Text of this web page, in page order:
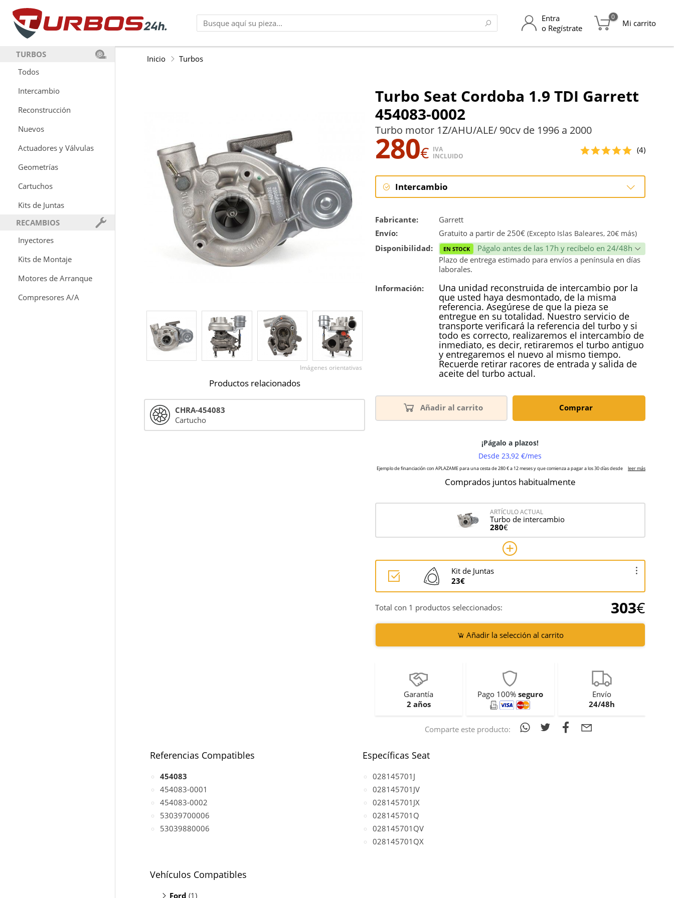
Entra
o Regístrate
0
Mi carrito
TURBOS
Todos
Intercambio
Reconstrucción
Nuevos
Actuadores y Válvulas
Geometrías
Cartuchos
Kits de Juntas
RECAMBIOS
Inyectores
Kits de Montaje
Motores de Arranque
Compresores A/A
Inicio Turbos
Turbo Seat Cordoba 1.9 TDI Garrett
454083-0002
Turbo motor 1Z/AHU/ALE/ 90cv de 1996 a 2000
280€ IVA
INCLUIDO
(4)
Intercambio
Reconstrucción
Fabricante:
Garrett
Envío:
Gratuito a partir de 250€ (Excepto Islas Baleares, 20€ más)
Disponibilidad: EN STOCK
Págalo antes de las 17h y recíbelo en 24/48h
Plazo de entrega estimado para envíos a península en días
laborales.
Información:
Una unidad reconstruida de intercambio por la
que usted haya desmontado, de la misma
referencia. Asegúrese de que la pieza se
entregue en su totalidad. Nuestro servicio de
transporte verificará la referencia del turbo y si
todo es correcto, realizaremos el intercambio de
inmediato, es decir, retiraremos el turbo antiguo
y entregaremos el nuevo al mismo tiempo.
Recuerde retirar racores de entrada y salida de
aceite del turbo actual.
Añadir al carrito Comprar
Comprados juntos habitualmente
ARTÍCULO ACTUAL
Turbo de intercambio
280€
Kit de Juntas
23€
Total con 1 productos seleccionados: 303€
Añadir la selección al carrito
Garantía
2 años
Pago 100% seguro
Envío
24/48h
Comparte este producto:
Imágenes orientativas
Productos relacionados
CHRA-454083
Cartucho
Referencias Compatibles
454083
454083-0001
454083-0002
53039700006
53039880006
Específicas Seat
028145701J
028145701JV
028145701JX
028145701Q
028145701QV
028145701QX
Vehículos Compatibles
Ford (1)